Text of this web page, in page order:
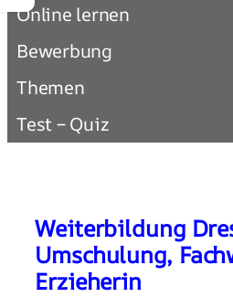
Online lernen
Bewerbung
Themen
Test – Quiz
Weiterbildung
Umschulung,
Erzieherin